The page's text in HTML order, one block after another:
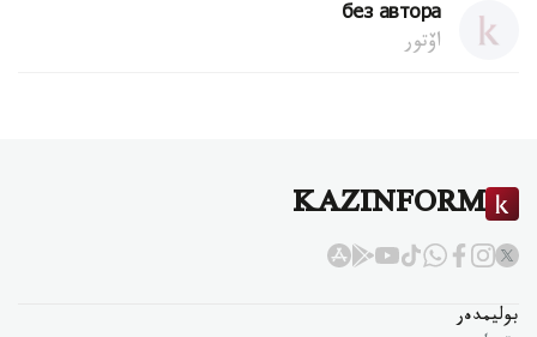
без автора
اۆتور
KAZINFORM
بوليمدەر